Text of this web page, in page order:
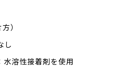
）
し
水溶性接着剤を使用